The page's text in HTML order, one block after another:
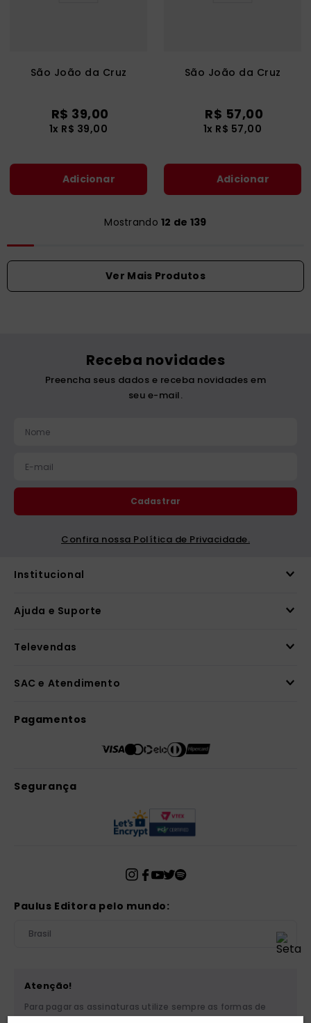
São João da Cruz
R$ 39,00
1x R$ 39,00
Adicionar
São João da Cruz
R$ 57,00
1x R$ 57,00
Adicionar
Mostrando12 de 139
Receba novidades
Preencha seus dados e receba novidades em
seu e-mail.
Confira nossa Política de Privacidade.
Cadastrar
Institucional
Ajuda e Suporte
Televendas
SAC e Atendimento
Pagamentos
Segurança
Paulus Editora pelo mundo:
Brasil
Atenção!
Para pagar as assinaturas utilize sempre as formas de